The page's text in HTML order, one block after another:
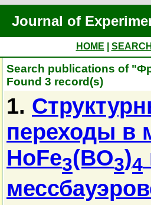
Journal of
HOME
Search publications of
Found 3 record(s)
1.
переходы в
HoFe3(BO3)4